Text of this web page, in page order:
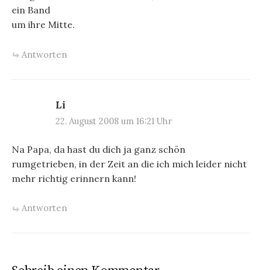
ein Band
um ihre Mitte.
Antworten
Li
22. August 2008 um 16:21 Uhr
Na Papa, da hast du dich ja ganz schön
rumgetrieben, in der Zeit an die ich mich leider nicht
mehr richtig erinnern kann!
Antworten